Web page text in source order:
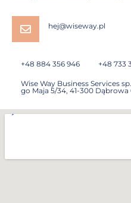
hej@wiseway.pl
+48 884 356 946 +48 733
Wise Way Business Services
go Maja 5/34, 41-300 Dąbrowa